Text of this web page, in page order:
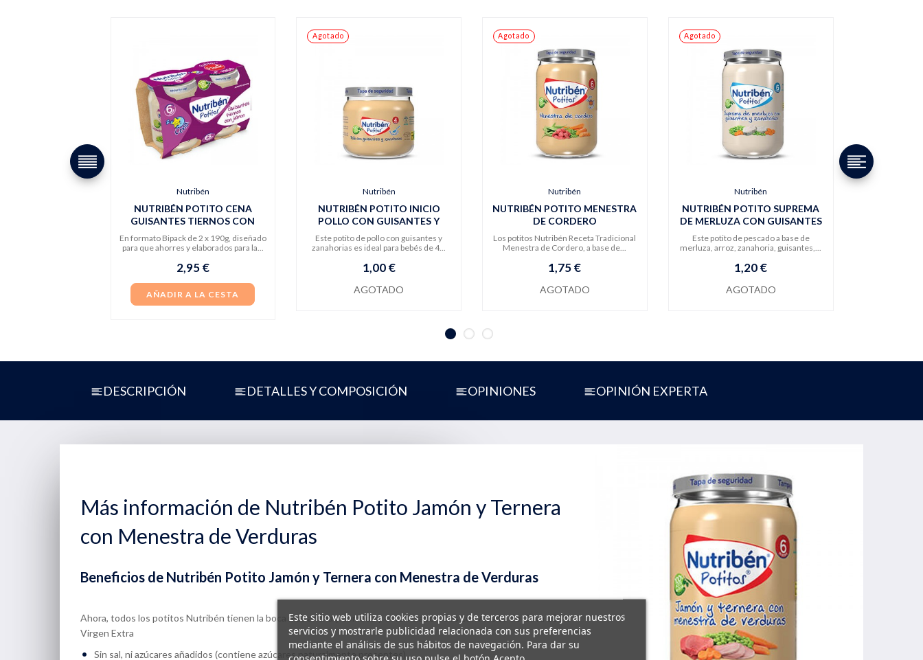
Nutribén
NUTRIBÉN POTITO CENA
GUISANTES TIERNOS CON
JAMÓN
En formato Bipack de 2 x 190g, diseñado
para que ahorres y elaborados para la...
2,95 €
AÑADIR A LA CESTA
Agotado
Nutribén
NUTRIBÉN POTITO INICIO
POLLO CON GUISANTES Y
ZANAHORIAS
Este potito de pollo con guisantes y
zanahorias es ideal para bebés de 4...
1,00 €
AGOTADO
Agotado
Nutribén
NUTRIBÉN POTITO MENESTRA
DE CORDERO
Los potitos Nutribén Receta Tradicional
Menestra de Cordero, a base de...
1,75 €
AGOTADO
Agotado
Nutribén
NUTRIBÉN POTITO SUPREMA
DE MERLUZA CON GUISANTES
Este potito de pescado a base de
merluza, arroz, zanahoria, guisantes,...
1,20 €
AGOTADO
DESCRIPCIÓN DETALLES Y COMPOSICIÓN OPINIONES OPINIÓN EXPERTA
Más información de Nutribén Potito Jamón y Ternera
con Menestra de Verduras
Beneficios de Nutribén Potito Jamón y Ternera con Menestra de Verduras
Ahora, todos los potitos Nutribén tienen la boca más ancha y cómoda y están elaborados con Aceite de Oliva 100%
Virgen Extra
Sin sal, ni azúcares añadidos (contiene azúcares naturalmente presentes)
Este sitio web utiliza cookies propias y de terceros para mejorar nuestros
servicios y mostrarle publicidad relacionada con sus preferencias
mediante el análisis de sus hábitos de navegación. Para dar su